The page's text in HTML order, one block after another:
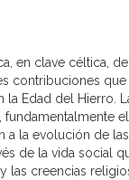
en clave céltica,
contribuciones
Edad del Hierro.
fundamentalmente
la evolución de
de la vida social
las creencias